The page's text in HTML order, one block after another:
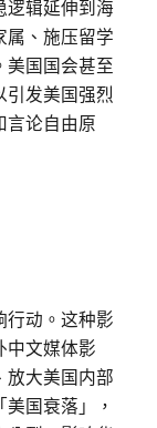
逻辑延伸到海
属、施压留学
美国国会甚至
引发美国强烈
言论自由原
行动。这种影
中文媒体影
放大美国内部
国衰落」，